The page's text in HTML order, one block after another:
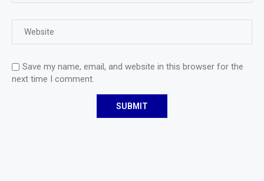
Save my name, email, and website in this browser for the
next time I comment.